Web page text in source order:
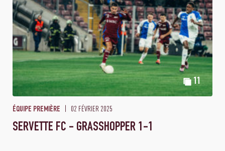
11
ÉQUIPE PREMIÈRE 02 FÉVRIER 2025
SERVETTE FC - GRASSHOPPER 1-1